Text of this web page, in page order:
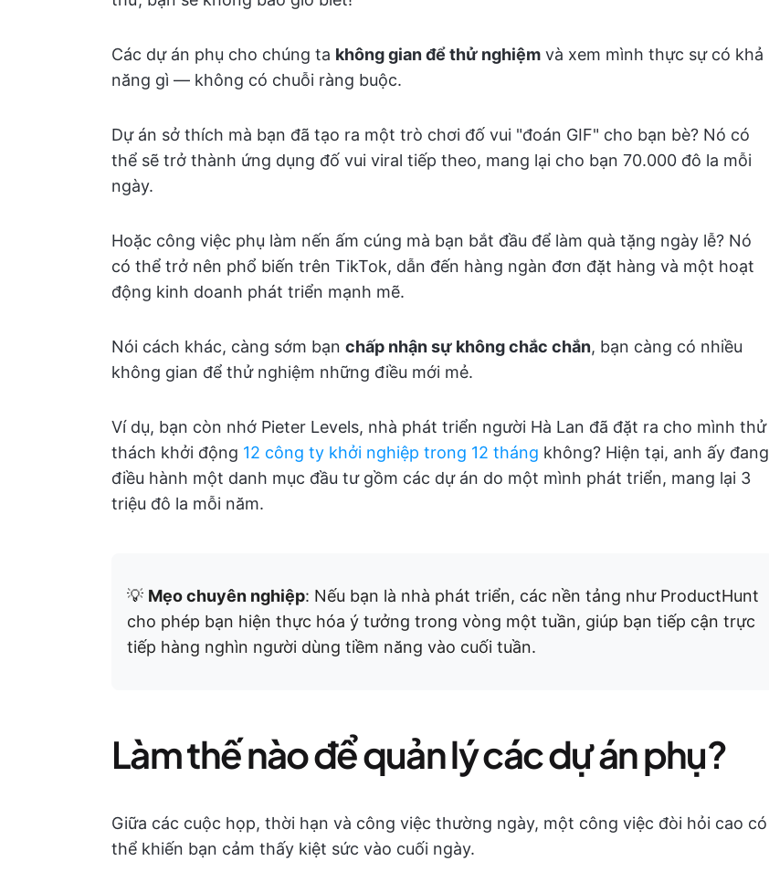
Các dự án phụ cho chúng ta không gian để thử nghiệm và xem mình thực sự có khả
năng gì — không có chuỗi ràng buộc.
Dự án sở thích mà bạn đã tạo ra một trò chơi đố vui "đoán GIF" cho bạn bè? Nó có
thể sẽ trở thành ứng dụng đố vui viral tiếp theo, mang lại cho bạn 70.000 đô la mỗi
ngày.
Hoặc công việc phụ làm nến ấm cúng mà bạn bắt đầu để làm quà tặng ngày lễ? Nó
có thể trở nên phổ biến trên TikTok, dẫn đến hàng ngàn đơn đặt hàng và một hoạt
động kinh doanh phát triển mạnh mẽ.
Nói cách khác, càng sớm bạn chấp nhận sự không chắc chắn, bạn càng có nhiều
không gian để thử nghiệm những điều mới mẻ.
Ví dụ, bạn còn nhớ Pieter Levels, nhà phát triển người Hà Lan đã đặt ra cho mình thử
thách khởi động 12 công ty khởi nghiệp trong 12 tháng không? Hiện tại, anh ấy đang
điều hành một danh mục đầu tư gồm các dự án do một mình phát triển, mang lại 3
triệu đô la mỗi năm.
💡 Mẹo chuyên nghiệp: Nếu bạn là nhà phát triển, các nền tảng như ProductHunt
cho phép bạn hiện thực hóa ý tưởng trong vòng một tuần, giúp bạn tiếp cận trực
tiếp hàng nghìn người dùng tiềm năng vào cuối tuần.
Làm thế nào để quản lý các dự án phụ?
Giữa các cuộc họp, thời hạn và công việc thường ngày, một công việc đòi hỏi cao có
thể khiến bạn cảm thấy kiệt sức vào cuối ngày.